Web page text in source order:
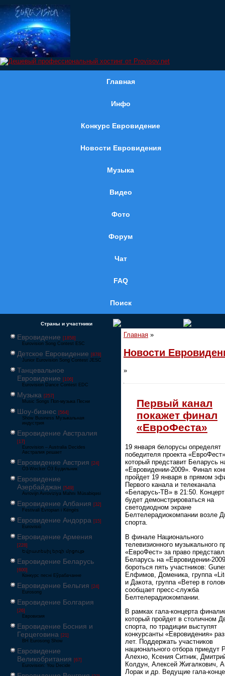
Главная
Инфо
Конкурс Евровидение
Новости Евровидения
Музыка
Видео
Фото
Форум
Чат
FAQ
Поиск
Страны и участники
Евровидение [1858]
Eurovision Song Contest ESC
Детское Евровидение [878]
Junior Eurovision Song Contest JESC
Танцевальное
Евровидение [106]
Eurovision Dance Contest EDC
Музыка [257]
Music Songs Поп-музыка Песни
Шоу-бизнес [564]
Show Business Музыкальная
индустрия
Евровидение Австралия
[17]
Eurovision – Australia Decides
Австралия решает
Евровидение Австрия [24]
Ö3-Wecker Ö3 Будильник
Евровидение
Азербайджан [549]
Avrovijn Avroviziya Mahnı Müsabiqəsi
Евровидение Албания [32]
Festivali Evropian i Këngës
Евровидение Андорра [15]
Eurovisió
Евровидение Армения
[228]
Եվրատեսիլ երգի մրցույթ
Евровидение Беларусь
[600]
Конкурс песні Еўрабачанне
Евровидение Бельгия [24]
Eurosong
Евровидение Болгария
[26]
Евровизия
Евровидение Босния и
Герцеговина [21]
BH Eurosong Show
Евровидение
Великобритания [67]
Eurovision: You Decide
Главная »
Новости
»
Первый канал
покажет финал
«ЕвроФеста»
19 января белорусы определят
победителя проекта
который представит Беларусь
«Евровидении-2009». Финал
пройдет 19 января в прямом
Первого канала и телеканала
«Беларусь-ТВ» в 21:50.
будет демонстрироваться на
светодиодном экране
Белтелерадиокомпании возле
спорта.
В финале Национального
телевизионного музыкального
«ЕвроФест» за право
Беларусь на «Евровидении-
бороться пять участников:
Елфимов, Доменика, группа
и Дакота, группа «Ветер в
сообщает пресс-служба
Белтелерадиокомпании.
В рамках гала-концерта
который пройдет в столичном
спорта, по традиции выступят
конкурсанты «Евровидения»
лет. Поддержать участников
национального отбора приедут
Алехно, Ксения Ситник,
Колдун, Алексей Жигалкович,
Лорак и др. Ведущие гала-